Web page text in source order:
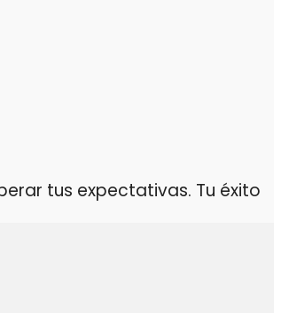
tus expectativas. Tu éxito